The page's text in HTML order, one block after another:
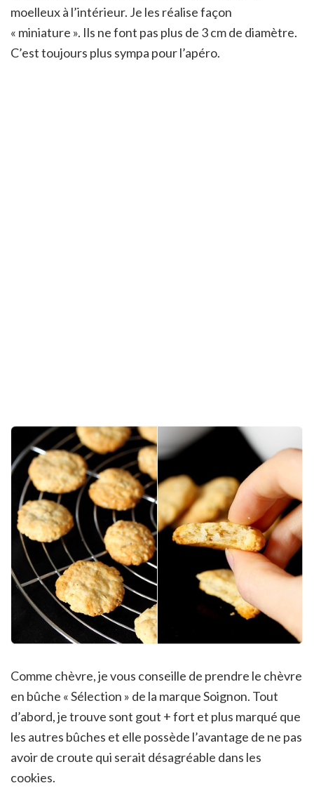
moelleux à l’intérieur. Je les réalise façon
« miniature ». Ils ne font pas plus de 3 cm de diamètre.
C’est toujours plus sympa pour l’apéro.
Comme chèvre, je vous conseille de prendre le chèvre
en bûche « Sélection » de la marque Soignon. Tout
d’abord, je trouve sont gout + fort et plus marqué que
les autres bûches et elle possède l’avantage de ne pas
avoir de croute qui serait désagréable dans les
cookies.